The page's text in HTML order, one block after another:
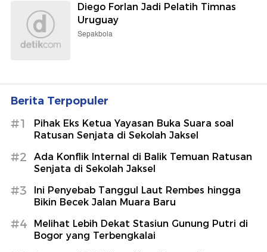
Diego Forlan Jadi Pelatih Timnas
Uruguay
Sepakbola
Berita Terpopuler
#1
Pihak Eks Ketua Yayasan Buka Suara soal
Ratusan Senjata di Sekolah Jaksel
#2
Ada Konflik Internal di Balik Temuan Ratusan
Senjata di Sekolah Jaksel
#3
Ini Penyebab Tanggul Laut Rembes hingga
Bikin Becek Jalan Muara Baru
#4
Melihat Lebih Dekat Stasiun Gunung Putri di
Bogor yang Terbengkalai